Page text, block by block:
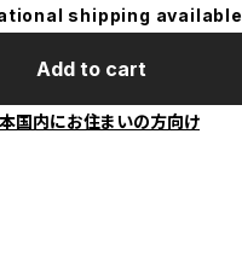
shipping available
Add to cart
国内にお住まいの方向け